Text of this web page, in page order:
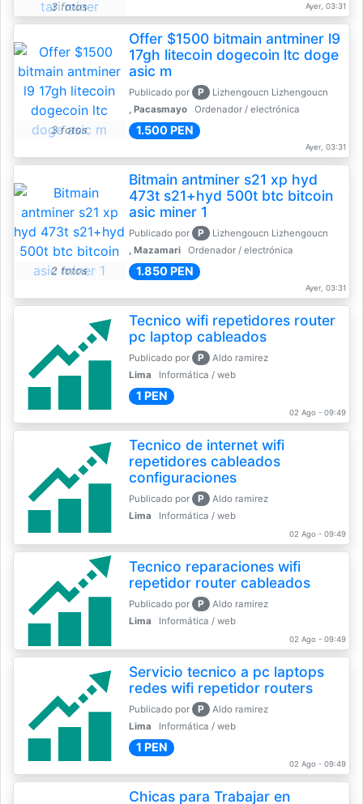
3 fotos Ayer, 03:31
3 fotos
Offer $1500 bitmain antminer l9
17gh litecoin dogecoin ltc doge
asic m
Publicado por P
Lizhengoucn Lizhengoucn
, Pacasmayo
Ordenador / electrónica
1.500 PEN
Ayer, 03:31
2 fotos
Bitmain antminer s21 xp hyd
473t s21+hyd 500t btc bitcoin
asic miner 1
Publicado por P
Lizhengoucn Lizhengoucn
, Mazamari
Ordenador / electrónica
1.850 PEN
Ayer, 03:31
Tecnico wifi repetidores router
pc laptop cableados
Publicado por P
Aldo ramirez
Lima
Informática / web
1 PEN
02 Ago - 09:49
Tecnico de internet wifi
repetidores cableados
configuraciones
Publicado por P
Aldo ramirez
Lima
Informática / web
02 Ago - 09:49
Tecnico reparaciones wifi
repetidor router cableados
Publicado por P
Aldo ramirez
Lima
Informática / web
02 Ago - 09:49
Servicio tecnico a pc laptops
redes wifi repetidor routers
Publicado por P
Aldo ramirez
Lima
Informática / web
1 PEN
02 Ago - 09:49
Chicas para Trabajar en